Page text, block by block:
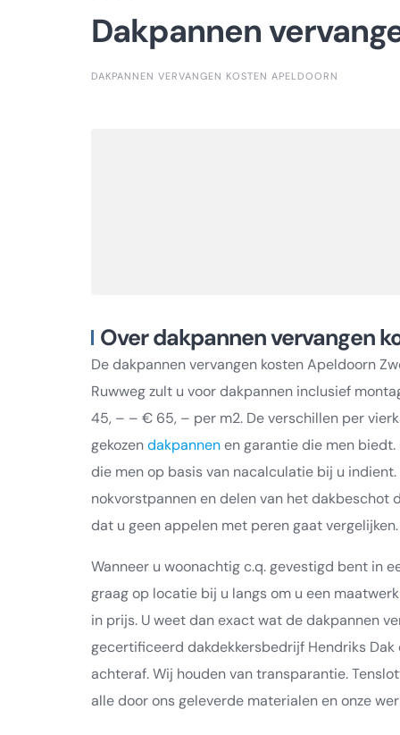
Dakpannen
DAKPANNEN VERVANGEN KOSTEN APELDOORN
Over dakpannen vervangen
De dakpannen vervangen kosten Apeldoorn
Ruwweg zult u voor dakpannen inclusief
45, – – € 65, – per m2. De verschillen per
gekozendakpannenen garantie die men
die men op basis van nacalculatie bij u
nokvorstpannen en delen van het dakbeschot
dat u geen appelen met peren gaat vergelijken.
Wanneer u woonachtig c.q. gevestigd bent in
graag op locatie bij u langs om u een maatwerk
in prijs. U weet dan exact wat de dakpannen
gecertificeerd dakdekkersbedrijf Hendriks
achteraf. Wij houden van transparantie.
alle door ons geleverde materialen en onze